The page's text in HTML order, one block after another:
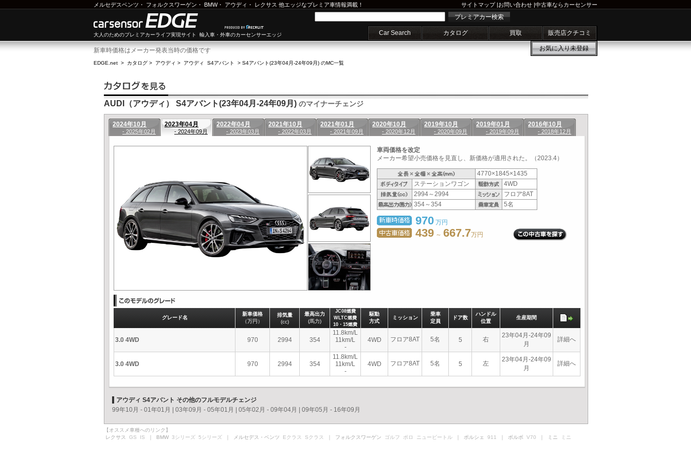
メルセデスベンツ ・ フォルクスワーゲン ・ BMW・ アウディ ・ レクサス 他エッジなプレミア車情報満載！ サイトマップ|お問い合わせ |中古車ならカーセンサー
大人のためのプレミアカーライフ実現サイト 輸入車・外車のカーセンサーエッジ
プレミアカー検索
Car Search カタログ 買取 販売店クチコミ
お気に入り未登録
新車時価格はメーカー発表当時の価格です
EDGE.net > カタログ > アウディ > アウディ S4アバント > S4アバント(23年04月-24年09月) のMC一覧
AUDI（アウディ） S4アバント(23年04月-24年09月) のマイナーチェンジ
2024年10月
- 2025年02月
2023年04月
- 2024年09月
2022年04月
- 2023年03月
2021年10月
- 2022年03月
2021年01月
- 2021年09月
2020年10月
- 2020年12月
2019年10月
- 2020年09月
2019年01月
- 2019年09月
2016年10月
- 2018年12月
車両価格を改定
メーカー希望小売価格を見直し、新価格が適用された。（2023.4）
4770×1845×1435
ステーションワゴン
4WD
2994～2994
フロア8AT
354～354
5名
970 万円
439 ～ 667.7万円
グレード名
新車価格
（万円）
排気量
(cc)
最高出力
(馬力)
JC08燃費
WLTC燃費
10・15燃費
駆動
方式
ミッション
乗車
定員
ドア数
ハンドル
位置
生産期間
3.0 4WD 970 2994 354
11.8km/L
11km/L
-
4WD フロア8AT 5名 5 右
23年04月-24年09
月
詳細へ
3.0 4WD 970 2994 354
11.8km/L
11km/L
-
4WD フロア8AT 5名 5 左
23年04月-24年09
月
詳細へ
アウディ S4アバント その他のフルモデルチェンジ
99年10月 - 01年01月
03年09月 - 05年01月 05年02月 - 09年04月 09年05月 - 16年09月
【オススメ車種へのリンク】
レクサス GS IS ｜ BMW 3シリーズ 5シリーズ ｜ メルセデス・ベンツ Eクラス Sクラス ｜ フォルクスワーゲン ゴルフ ポロ ニュービートル ｜ ポルシェ 911 ｜ ボルボ V70 ｜ ミニ ミニ